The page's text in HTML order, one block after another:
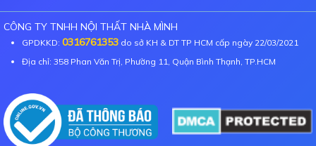
CÔNG TY TNHH NỘI THẤT NHÀ MÌNH
GPDKKD: 0316761353 do sở KH & DT TP HCM cấp ngày 22/03/2021
Địa chỉ: 358 Phan Văn Trị, Phường 11, Quận Bình Thạnh, TP.HCM